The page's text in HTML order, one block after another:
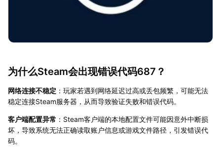
为什么Steam会出现错误代码687？
网络连接不稳定 ：玩家若遇到网络延迟过高或丢包频繁，可能无法
稳定连接Steam服务器，从而导致验证失败和错误代码。
客户端配置异常 ：Steam客户端的本地配置文件可能因意外中断损
坏，导致系统无法正确读取账户信息或游戏文件路径，引发错误代
码。